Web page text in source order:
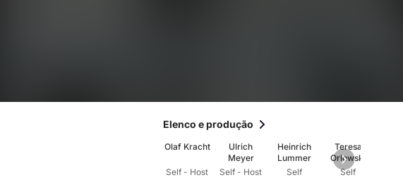
Elenco e produção
Olaf Kracht
Self - Host
Ulrich
Meyer
Self - Host
Heinrich
Lummer
Self
Teresa
Orlowski
Self